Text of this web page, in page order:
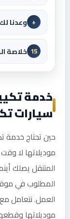
+ وعدنا لك
15 خلاصة
خدمة
سيارات
حين تحتاج خدمة
موديلاتها لا وقت
المتنقل يصلك
المطلوب في
العمل. نتعامل
موديلاتها